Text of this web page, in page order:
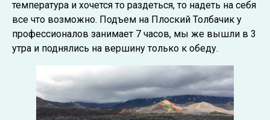
температура и хочется то раздеться, то надеть на себя
все что возможно. Подъем на Плоский Толбачик у
профессионалов занимает 7 часов, мы же вышли в 3
утра и поднялись на вершину только к обеду.